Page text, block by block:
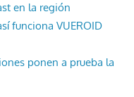
en la región
funciona VUEROID
ponen a prueba la